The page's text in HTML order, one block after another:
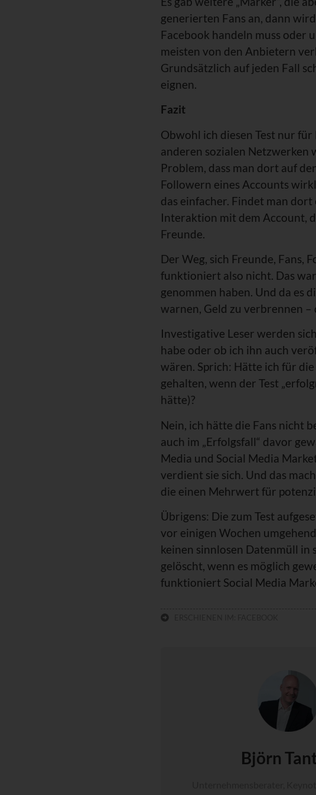
generierten Fans an, dann
Facebook handeln muss oder
meisten von den Anbietern
Grundsätzlich auf jeden Fall
eignen.
Fazit
Obwohl ich diesen Test nur für
anderen sozialen Netzwerken
Problem, dass man dort auf
Followern eines Accounts
das einfacher. Findet man
Interaktion mit dem Account,
Freunde.
Der Weg, sich Freunde, Fans,
funktioniert also nicht. Das
genommen haben. Und da es
warnen, Geld zu verbrennen –
Investigative Leser werden
habe oder ob ich ihn auch
wären. Sprich: Hätte ich für
gehalten, wenn der Test
hätte)?
Nein, ich hätte die Fans nicht
auch im „Erfolgsfall“ davor
Media und Social Media
verdient sie sich. Und das
die einen Mehrwert für
Übrigens: Die zum Test
vor einigen Wochen
keinen sinnlosen Datenmüll in
gelöscht, wenn es möglich
funktioniert Social Media
Björn